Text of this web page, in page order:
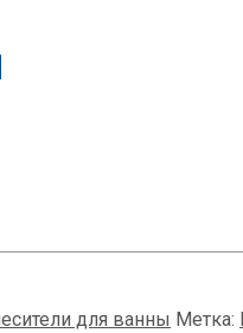
для ванны Метка: